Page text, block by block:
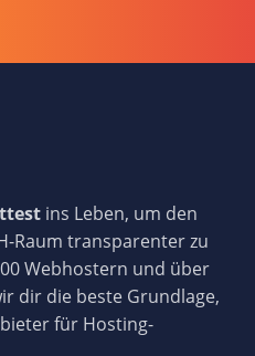
ins Leben, um den
Raum transparenter zu
Webhostern und über
dir die beste Grundlage,
für Hosting-